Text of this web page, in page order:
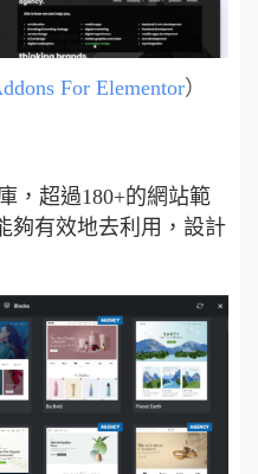
For Elementor）
，超過180+的網站範
夠有效地去利用，設計